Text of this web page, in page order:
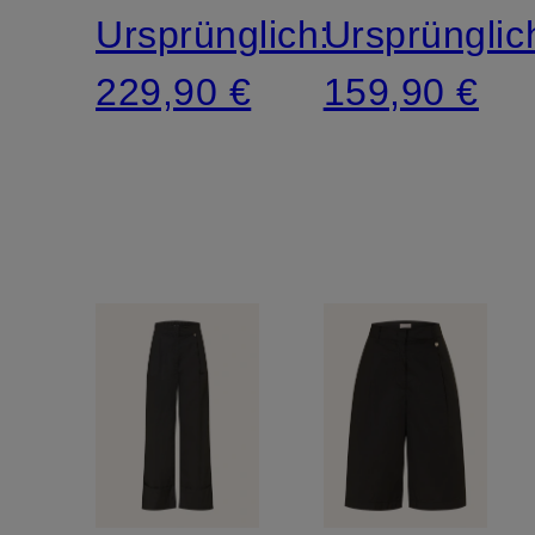
Ursprünglich:
229,90 €
159,90 €